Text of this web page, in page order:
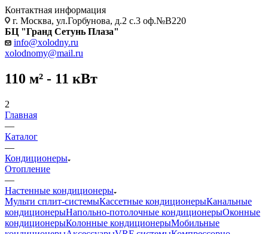
Контактная информация
г. Москва, ул.Горбунова, д.2 с.3 оф.№В220
БЦ "Гранд Сетунь Плаза"
info@xolodny.ru
xolodnomy@mail.ru
110 м² - 11 кВт
2
Главная
—
Каталог
—
Кондиционеры
Отопление
—
Настенные кондиционеры
Мульти сплит-системыКассетные кондиционерыКанальные
кондиционерыНапольно-потолочные кондиционерыОконные
кондиционерыКолонные кондиционерыМобильные